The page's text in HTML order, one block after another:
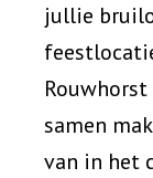
jullie
samen
van in het